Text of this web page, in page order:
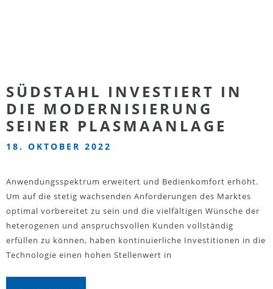
SÜDSTAHL INVESTIERT IN
DIE MODERNISIERUNG
SEINER PLASMAANLAGE
18. OKTOBER 2022
Anwendungsspektrum erweitert und Bedienkomfort erhöht.
Um auf die stetig wachsenden Anforderungen des Marktes
optimal vorbereitet zu sein und die vielfältigen Wünsche der
heterogenen und anspruchsvollen Kunden vollständig
erfüllen zu können, haben kontinuierliche Investitionen in die
Technologie einen hohen Stellenwert in